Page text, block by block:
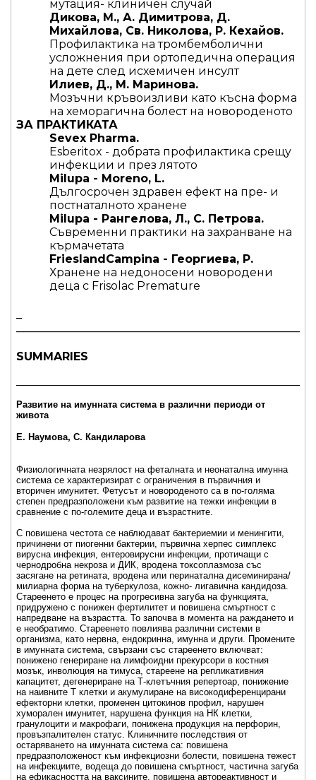
мутация- клиничен случай
Дикова, М., А. Димитрова, Д.
Михайлова, Св. Николова, Р. Кехайов.
Профилактика на тромбемболични
усложнения при ортопедична операция
на дете след исхемичен инсулт
Илиев, Д., М. Маринова.
Мозъчни кръвоизливи като късна форма
на хеморагична болест на новороденото
ЗА ПРАКТИКАТА
Sevex Pharma.
Esberitox - добрата профилактика срещу
инфекции и през лятото
Мilupa - Moreno, L.
Дългосрочен здравен ефект на пре- и
постнаталното хранене
Мilupa - Рангелова, Л., С. Петрова.
Съвременни практики на захранване на
кърмачетата
FrieslandCampina - Георгиева, Р.
Хранене на недоносени новородени
деца с Frisolac Premature
SUMMARIES
Развитие на имунната система в различни периоди от
живота
Е. Наумова, С. Кандиларова
Физиологичната незрялост на феталната и неонатална имунна
система се характеризират с ограничения в първичния и
вторичен имунитет. Фетусът и новороденото са в по-голяма
степен предразположени към развитие на тежки инфекции в
сравнение с по-големите деца и възрастните.
С повишена честота се наблюдават бактериемии и менингити,
причинени от пиогенни бактерии, първична херпес симплекс
вирусна инфекция, ентеровирусни инфекции, протичащи с
чернодробна некроза и ДИК, вродена токсоплазмоза със
засягане на ретината, вродена или перинатална дисеминирана/
милиарна форма на туберкулоза, кожно- лигавична кандидоза.
Стареенето е процес на прогресивна загуба на функцията,
придружено с понижен фертилитет и повишена смъртност с
напредване на възрастта. То започва в момента на раждането и
е необратимо. Стареенето повлиява различни системи в
организма, като нервна, ендокринна, имунна и други. Промените
в имунната система, свързани със стареенето включват:
понижено генериране на лимфоидни прекурсори в костния
мозък, инволюция на тимуса, стареене на репликативния
капацитет, дегенериране на Т-клетъчния репертоар, понижение
на наивните Т клетки и акумулиране на високодиференцирани
ефекторни клетки, променен цитокинов профил, нарушен
хуморален имунитет, нарушена функция на НК клетки,
гранулоцити и макрофаги, понижена продукция на перфорин,
провъзпалителен статус. Клиничните последствия от
остаряването на имунната система са: повишена
предразположеност към инфекциозни болести, повишена тежест
на инфекциите, водеща до повишена смъртност, частична загуба
на ефикасността на ваксините, повишена автореактивност и